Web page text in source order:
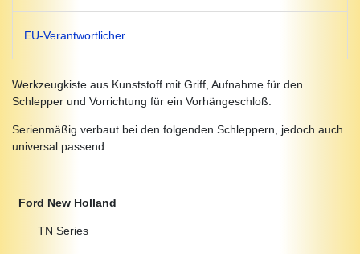
EU-Verantwortlicher
Werkzeugkiste aus Kunststoff mit Griff, Aufnahme für den
Schlepper und Vorrichtung für ein Vorhängeschloß.
Serienmäßig verbaut bei den folgenden Schleppern, jedoch auch
universal passend:
Ford New Holland
TN Series